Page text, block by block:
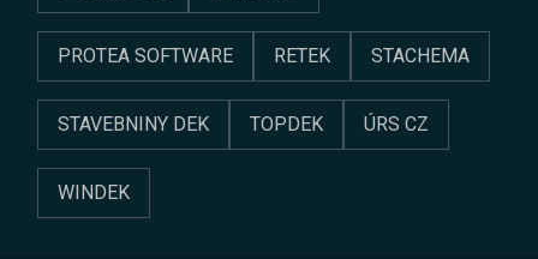
PROTEA SOFTWARE RETEK STACHEMA
STAVEBNINY DEK TOPDEK ÚRS CZ
WINDEK